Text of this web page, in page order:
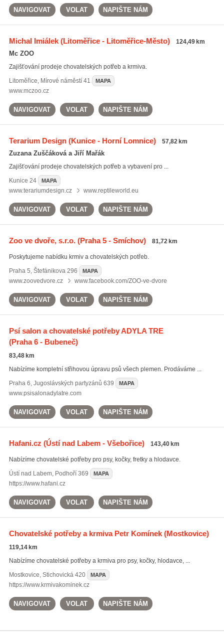
NAVIGOVAT VOLAT NAPIŠTE NÁM
Michal Imiálek(Litoměřice - Litoměřice-Město) 124,49 km
Mc ZOO
Zajišťování prodeje chovatelských potřeb a krmiva.
Litoměřice, Mírové náměstí 41 MAPA
www.mczoo.cz
NAVIGOVAT VOLAT NAPIŠTE NÁM
Terarium Design(Kunice - Horní Lomnice) 57,82 km
Zuzana Zuščáková a Jiří Mařák
Zajišťování prodeje chovatelských potřeb a vybavení pro ...
Kunice 24 MAPA
www.terariumdesign.cz www.reptileworld.eu
NAVIGOVAT VOLAT NAPIŠTE NÁM
Zoo ve dvoře, s.r.o.(Praha 5 - Smíchov) 81,72 km
Poskytujeme nabídku krmiv a chovatelských potřeb.
Praha 5, Štefánikova 296 MAPA
www.zoovedvore.cz www.facebook.com/ZOO-ve-dvore
NAVIGOVAT VOLAT NAPIŠTE NÁM
Psí salon a chovatelské potřeby ADYLA TRE
(Praha 6 - Bubeneč)
83,48 km
Nabízíme kompletní střihovou úpravu psů všech plemen. Prodáváme ...
Praha 6, Jugoslávských partyzánů 639 MAPA
www.psisalonadylatre.com
NAVIGOVAT VOLAT NAPIŠTE NÁM
Hafani.cz (Ústí nad Labem - Všebořice) 143,40 km
Nabízíme chovatelské potřeby pro psy, kočky, fretky a hlodavce.
Ústí nad Labem, Podhoří 369 MAPA
https://www.hafani.cz
NAVIGOVAT VOLAT NAPIŠTE NÁM
Chovatelské potřeby a krmiva Petr Komínek(Mostkovice)
119,14 km
Nabízíme chovatelské potřeby a krmiva pro psy, kočky, hlodavce, ...
Mostkovice, Stichovická 420 MAPA
https://www.krmivakominek.cz
NAVIGOVAT VOLAT NAPIŠTE NÁM